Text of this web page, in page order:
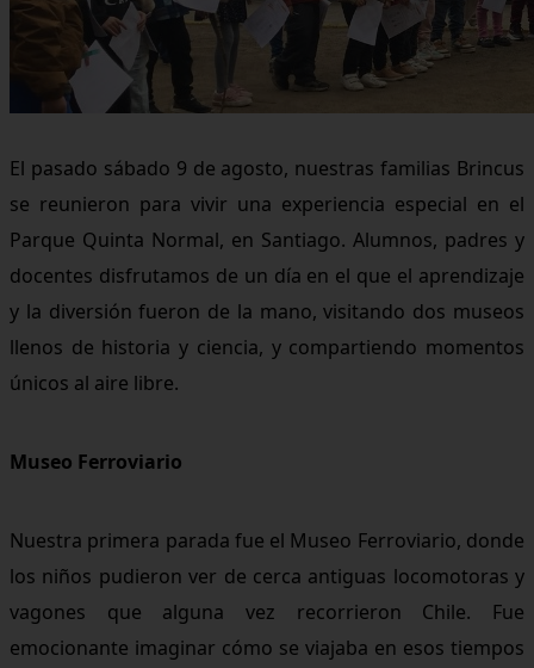
El pasado sábado 9 de agosto, nuestras familias Brincus
se reunieron para vivir una experiencia especial en el
Parque Quinta Normal, en Santiago. Alumnos, padres y
docentes disfrutamos de un día en el que el aprendizaje
y la diversión fueron de la mano, visitando dos museos
llenos de historia y ciencia, y compartiendo momentos
únicos al aire libre.
Museo Ferroviario
Nuestra primera parada fue el Museo Ferroviario, donde
los niños pudieron ver de cerca antiguas locomotoras y
vagones que alguna vez recorrieron Chile. Fue
emocionante imaginar cómo se viajaba en esos tiempos